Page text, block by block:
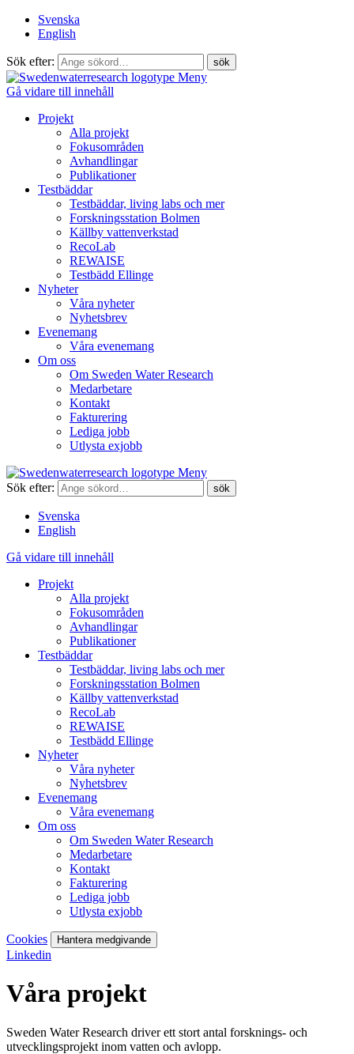
Svenska
English
Sök efter:
Meny
Gå vidare till innehåll
Projekt
Alla projekt
Fokusområden
Avhandlingar
Publikationer
Testbäddar
Testbäddar, living labs och mer
Forskningsstation Bolmen
Källby vattenverkstad
RecoLab
REWAISE
Testbädd Ellinge
Nyheter
Våra nyheter
Nyhetsbrev
Evenemang
Våra evenemang
Om oss
Om Sweden Water Research
Medarbetare
Kontakt
Fakturering
Lediga jobb
Utlysta exjobb
Meny
Sök efter:
Svenska
English
Gå vidare till innehåll
Projekt
Alla projekt
Fokusområden
Avhandlingar
Publikationer
Testbäddar
Testbäddar, living labs och mer
Forskningsstation Bolmen
Källby vattenverkstad
RecoLab
REWAISE
Testbädd Ellinge
Nyheter
Våra nyheter
Nyhetsbrev
Evenemang
Våra evenemang
Om oss
Om Sweden Water Research
Medarbetare
Kontakt
Fakturering
Lediga jobb
Utlysta exjobb
Cookies Hantera medgivande
Linkedin
Våra projekt
Sweden Water Research driver ett stort antal forsknings- och
utvecklingsprojekt inom vatten och avlopp.